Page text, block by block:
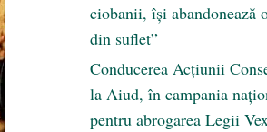
ciobanii, își abandonează
din suflet”
Conducerea Acțiunii
la Aiud, în campania
pentru abrogarea Legii